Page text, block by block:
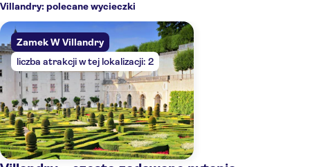
Villandry: polecane wycieczki
Zamek W Villandry
liczba atrakcji w tej lokalizacji: 2